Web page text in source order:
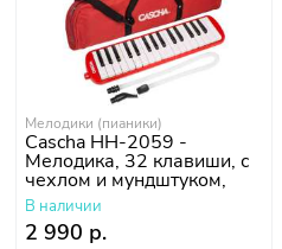
Мелодики (пианики)
Cascha HH-2059 -
Мелодика, 32 клавиши, с
чехлом и мундштуком,
красная
В наличии
2 990 р.